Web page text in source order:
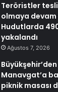
Teröristler
olmaya
Hudutlarda
yakalandı
Ağustos 7, 2026
Büyükşehir’den
Manavgat’a
piknik masası